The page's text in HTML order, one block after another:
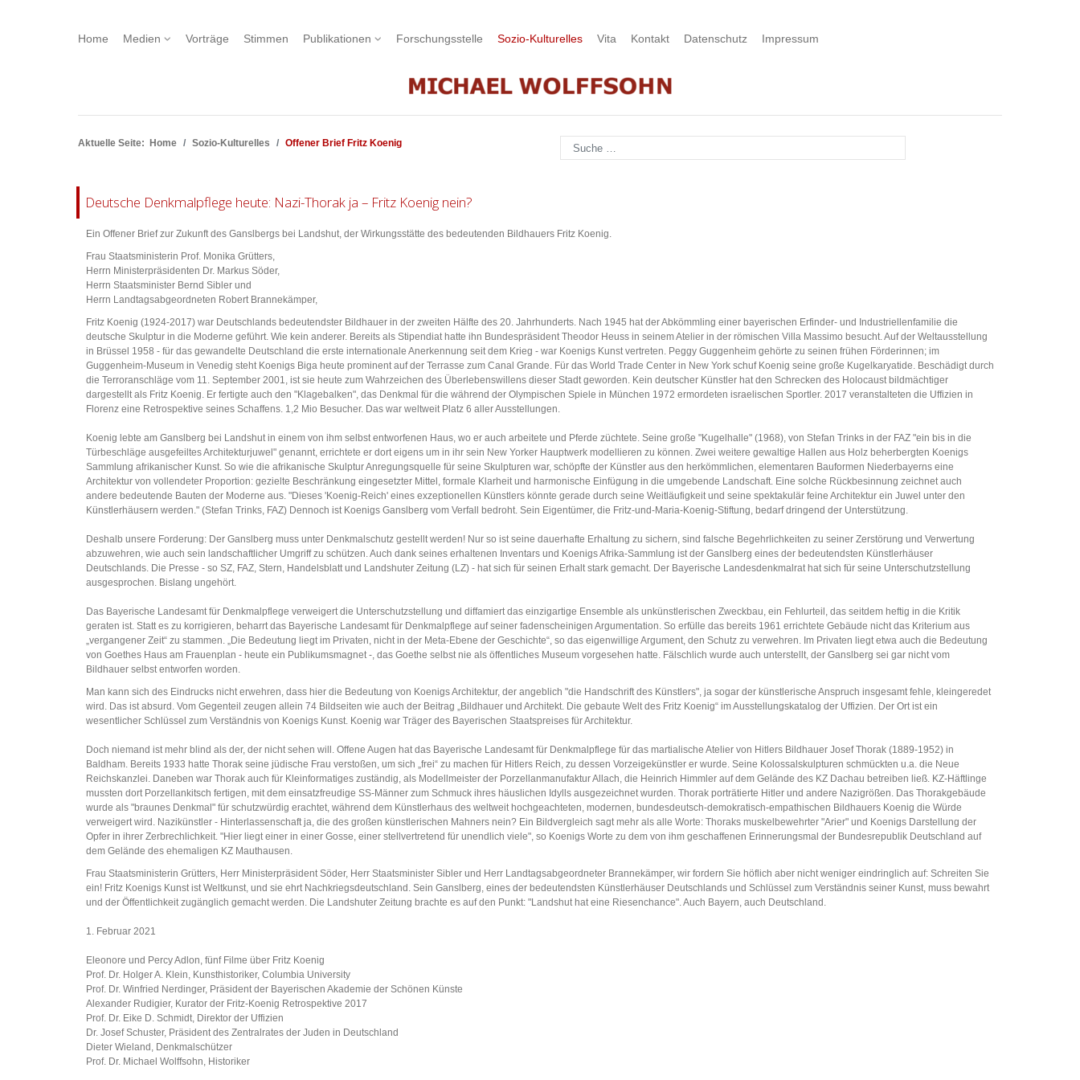
Home Medien Vorträge Stimmen Publikationen Forschungsstelle Sozio-Kulturelles Vita Kontakt Datenschutz Impressum
Aktuelle Seite: Home Sozio-Kulturelles Offener Brief Fritz Koenig Suchen
Deutsche Denkmalpflege heute: Nazi-Thorak ja – Fritz Koenig nein?
Ein Offener Brief zur Zukunft des Ganslbergs bei Landshut, der Wirkungsstätte des bedeutenden Bildhauers Fritz Koenig.
Frau Staatsministerin Prof. Monika Grütters,
Herrn Ministerpräsidenten Dr. Markus Söder,
Herrn Staatsminister Bernd Sibler und
Herrn Landtagsabgeordneten Robert Brannekämper,
Fritz Koenig (1924-2017) war Deutschlands bedeutendster Bildhauer in der zweiten Hälfte des 20. Jahrhunderts. Nach 1945 hat der Abkömmling einer bayerischen Erfinder- und Industriellenfamilie die
deutsche Skulptur in die Moderne geführt. Wie kein anderer. Bereits als Stipendiat hatte ihn Bundespräsident Theodor Heuss in seinem Atelier in der römischen Villa Massimo besucht. Auf der Weltausstellung
in Brüssel 1958 - für das gewandelte Deutschland die erste internationale Anerkennung seit dem Krieg - war Koenigs Kunst vertreten. Peggy Guggenheim gehörte zu seinen frühen Förderinnen; im
Guggenheim-Museum in Venedig steht Koenigs Biga heute prominent auf der Terrasse zum Canal Grande. Für das World Trade Center in New York schuf Koenig seine große Kugelkaryatide. Beschädigt durch
die Terroranschläge vom 11. September 2001, ist sie heute zum Wahrzeichen des Überlebenswillens dieser Stadt geworden. Kein deutscher Künstler hat den Schrecken des Holocaust bildmächtiger
dargestellt als Fritz Koenig. Er fertigte auch den "Klagebalken", das Denkmal für die während der Olympischen Spiele in München 1972 ermordeten israelischen Sportler. 2017 veranstalteten die Uffizien in
Florenz eine Retrospektive seines Schaffens. 1,2 Mio Besucher. Das war weltweit Platz 6 aller Ausstellungen.
Koenig lebte am Ganslberg bei Landshut in einem von ihm selbst entworfenen Haus, wo er auch arbeitete und Pferde züchtete. Seine große "Kugelhalle" (1968), von Stefan Trinks in der FAZ "ein bis in die
Türbeschläge ausgefeiltes Architekturjuwel" genannt, errichtete er dort eigens um in ihr sein New Yorker Hauptwerk modellieren zu können. Zwei weitere gewaltige Hallen aus Holz beherbergten Koenigs
Sammlung afrikanischer Kunst. So wie die afrikanische Skulptur Anregungsquelle für seine Skulpturen war, schöpfte der Künstler aus den herkömmlichen, elementaren Bauformen Niederbayerns eine
Architektur von vollendeter Proportion: gezielte Beschränkung eingesetzter Mittel, formale Klarheit und harmonische Einfügung in die umgebende Landschaft. Eine solche Rückbesinnung zeichnet auch
andere bedeutende Bauten der Moderne aus. "Dieses 'Koenig-Reich' eines exzeptionellen Künstlers könnte gerade durch seine Weitläufigkeit und seine spektakulär feine Architektur ein Juwel unter den
Künstlerhäusern werden." (Stefan Trinks, FAZ) Dennoch ist Koenigs Ganslberg vom Verfall bedroht. Sein Eigentümer, die Fritz-und-Maria-Koenig-Stiftung, bedarf dringend der Unterstützung.
Deshalb unsere Forderung: Der Ganslberg muss unter Denkmalschutz gestellt werden! Nur so ist seine dauerhafte Erhaltung zu sichern, sind falsche Begehrlichkeiten zu seiner Zerstörung und Verwertung
abzuwehren, wie auch sein landschaftlicher Umgriff zu schützen. Auch dank seines erhaltenen Inventars und Koenigs Afrika-Sammlung ist der Ganslberg eines der bedeutendsten Künstlerhäuser
Deutschlands. Die Presse - so SZ, FAZ, Stern, Handelsblatt und Landshuter Zeitung (LZ) - hat sich für seinen Erhalt stark gemacht. Der Bayerische Landesdenkmalrat hat sich für seine Unterschutzstellung
ausgesprochen. Bislang ungehört.
Das Bayerische Landesamt für Denkmalpflege verweigert die Unterschutzstellung und diffamiert das einzigartige Ensemble als unkünstlerischen Zweckbau, ein Fehlurteil, das seitdem heftig in die Kritik
geraten ist. Statt es zu korrigieren, beharrt das Bayerische Landesamt für Denkmalpflege auf seiner fadenscheinigen Argumentation. So erfülle das bereits 1961 errichtete Gebäude nicht das Kriterium aus
„vergangener Zeit“ zu stammen. „Die Bedeutung liegt im Privaten, nicht in der Meta-Ebene der Geschichte“, so das eigenwillige Argument, den Schutz zu verwehren. Im Privaten liegt etwa auch die Bedeutung
von Goethes Haus am Frauenplan - heute ein Publikumsmagnet -, das Goethe selbst nie als öffentliches Museum vorgesehen hatte. Fälschlich wurde auch unterstellt, der Ganslberg sei gar nicht vom
Bildhauer selbst entworfen worden.
Man kann sich des Eindrucks nicht erwehren, dass hier die Bedeutung von Koenigs Architektur, der angeblich "die Handschrift des Künstlers", ja sogar der künstlerische Anspruch insgesamt fehle, kleingeredet
wird. Das ist absurd. Vom Gegenteil zeugen allein 74 Bildseiten wie auch der Beitrag „Bildhauer und Architekt. Die gebaute Welt des Fritz Koenig“ im Ausstellungskatalog der Uffizien. Der Ort ist ein
wesentlicher Schlüssel zum Verständnis von Koenigs Kunst. Koenig war Träger des Bayerischen Staatspreises für Architektur.
Doch niemand ist mehr blind als der, der nicht sehen will. Offene Augen hat das Bayerische Landesamt für Denkmalpflege für das martialische Atelier von Hitlers Bildhauer Josef Thorak (1889-1952) in
Baldham. Bereits 1933 hatte Thorak seine jüdische Frau verstoßen, um sich „frei“ zu machen für Hitlers Reich, zu dessen Vorzeigekünstler er wurde. Seine Kolossalskulpturen schmückten u.a. die Neue
Reichskanzlei. Daneben war Thorak auch für Kleinformatiges zuständig, als Modellmeister der Porzellanmanufaktur Allach, die Heinrich Himmler auf dem Gelände des KZ Dachau betreiben ließ. KZ-Häftlinge
mussten dort Porzellankitsch fertigen, mit dem einsatzfreudige SS-Männer zum Schmuck ihres häuslichen Idylls ausgezeichnet wurden. Thorak porträtierte Hitler und andere Nazigrößen. Das Thorakgebäude
wurde als "braunes Denkmal" für schutzwürdig erachtet, während dem Künstlerhaus des weltweit hochgeachteten, modernen, bundesdeutsch-demokratisch-empathischen Bildhauers Koenig die Würde
verweigert wird. Nazikünstler - Hinterlassenschaft ja, die des großen künstlerischen Mahners nein? Ein Bildvergleich sagt mehr als alle Worte: Thoraks muskelbewehrter "Arier" und Koenigs Darstellung der
Opfer in ihrer Zerbrechlichkeit. "Hier liegt einer in einer Gosse, einer stellvertretend für unendlich viele", so Koenigs Worte zu dem von ihm geschaffenen Erinnerungsmal der Bundesrepublik Deutschland auf
dem Gelände des ehemaligen KZ Mauthausen.
Frau Staatsministerin Grütters, Herr Ministerpräsident Söder, Herr Staatsminister Sibler und Herr Landtagsabgeordneter Brannekämper, wir fordern Sie höflich aber nicht weniger eindringlich auf: Schreiten Sie
ein! Fritz Koenigs Kunst ist Weltkunst, und sie ehrt Nachkriegsdeutschland. Sein Ganslberg, eines der bedeutendsten Künstlerhäuser Deutschlands und Schlüssel zum Verständnis seiner Kunst, muss bewahrt
und der Öffentlichkeit zugänglich gemacht werden. Die Landshuter Zeitung brachte es auf den Punkt: "Landshut hat eine Riesenchance". Auch Bayern, auch Deutschland.
1. Februar 2021
Eleonore und Percy Adlon, fünf Filme über Fritz Koenig
Prof. Dr. Holger A. Klein, Kunsthistoriker, Columbia University
Prof. Dr. Winfried Nerdinger, Präsident der Bayerischen Akademie der Schönen Künste
Alexander Rudigier, Kurator der Fritz-Koenig Retrospektive 2017
Prof. Dr. Eike D. Schmidt, Direktor der Uffizien
Dr. Josef Schuster, Präsident des Zentralrates der Juden in Deutschland
Dieter Wieland, Denkmalschützer
Prof. Dr. Michael Wolffsohn, Historiker